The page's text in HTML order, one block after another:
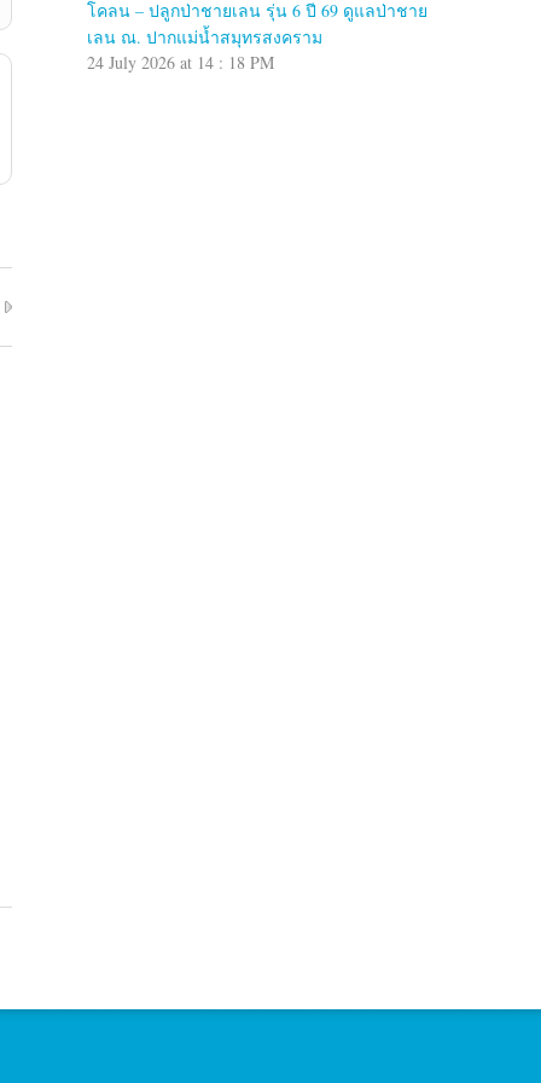
โคลน – ปลูกป่าชายเลน รุ่น 6 ปี 69 ดูแลป่าชาย
เลน ณ. ปากแม่น้ำสมุทรสงคราม
24 July 2026 at 14 : 18 PM